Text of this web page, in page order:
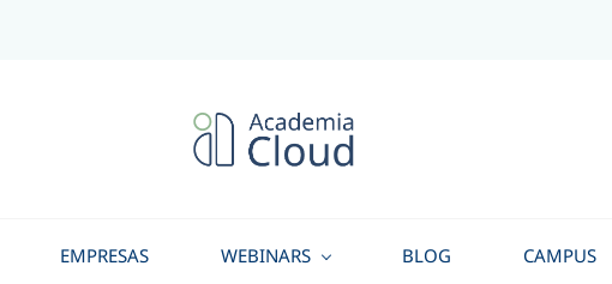
EMPRESAS WEBINARS BLOG CAMPUS